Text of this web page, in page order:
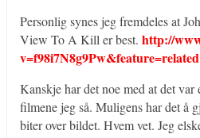
Personlig synes jeg fremdeles at
View To A Kill er best. http://
v=f98i7N8g9Pw&feature=related
Kanskje har det noe med at det var
filmene jeg så. Muligens har det å
biter over bildet. Hvem vet. Jeg